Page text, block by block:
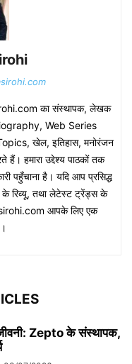
का संस्थापक, लेखक
Web Series
खेल, इतिहास, मनोरंजन
हमारा उद्देश्य पाठकों तक
पहुँचाना है। यदि आप प्रसिद्ध
के रिव्यू, तथा लेटेस्ट ट्रेंड्स के
आपके लिए एक
Zepto के संस्थापक,